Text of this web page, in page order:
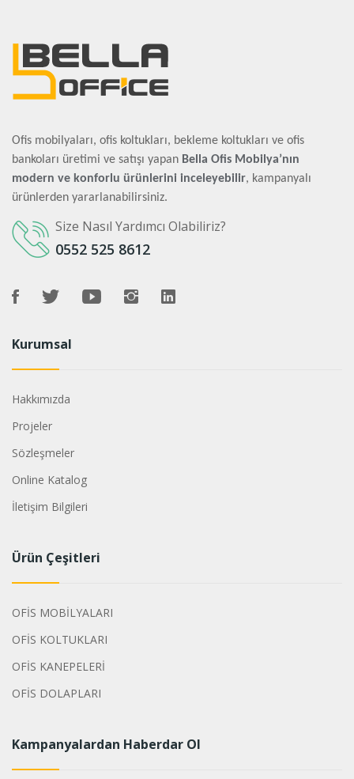
Ofis mobilyaları, ofis koltukları, bekleme koltukları ve ofis
bankoları üretimi ve satışı yapan Bella Ofis Mobilya’nın
modern ve konforlu ürünlerini inceleyebilir, kampanyalı
ürünlerden yararlanabilirsiniz.
Size Nasıl Yardımcı Olabiliriz?
0552 525 8612
Kurumsal
Hakkımızda
Projeler
Sözleşmeler
Online Katalog
İletişim Bilgileri
Ürün Çeşitleri
OFİS MOBİLYALARI
OFİS KOLTUKLARI
OFİS KANEPELERİ
OFİS DOLAPLARI
Kampanyalardan Haberdar Ol